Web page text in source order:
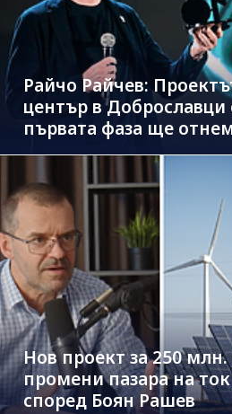
Райчо Райчев:
център в Доброславци
първата фаза ще
Нов проект за 250
промени пазара на
според Боян Рашев